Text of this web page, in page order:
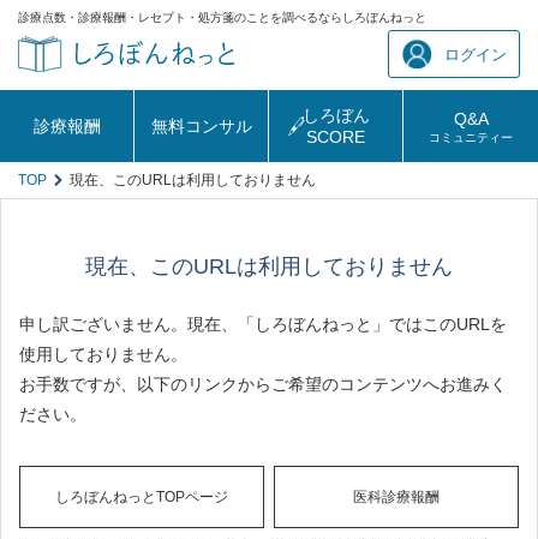
診療点数・診療報酬・レセプト・処方箋のことを調べるならしろぼんねっと
ログイン
診療報酬 無料コンサル
しろぼん
SCORE
Q&A
コミュニティー
TOP 現在、このURLは利用しておりません
現在、このURLは利用しておりません
申し訳ございません。現在、「しろぼんねっと」ではこのURLを
使用しておりません。
お手数ですが、以下のリンクからご希望のコンテンツへお進みく
ださい。
しろぼんねっとTOPページ 医科診療報酬